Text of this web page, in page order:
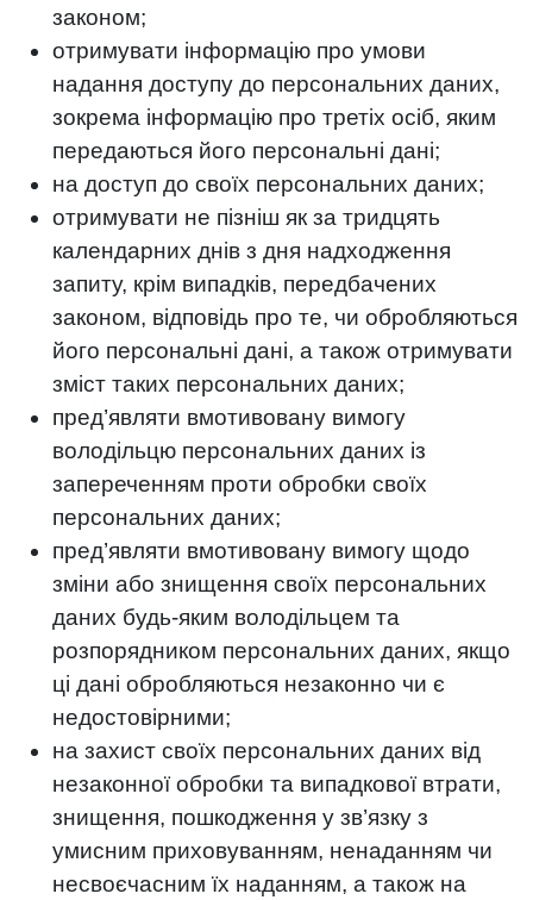
законом;
отримувати інформацію про умови
надання доступу до персональних даних,
зокрема інформацію про третіх осіб, яким
передаються його персональні дані;
на доступ до своїх персональних даних;
отримувати не пізніш як за тридцять
календарних днів з дня надходження
запиту, крім випадків, передбачених
законом, відповідь про те, чи обробляються
його персональні дані, а також отримувати
зміст таких персональних даних;
пред’являти вмотивовану вимогу
володільцю персональних даних із
запереченням проти обробки своїх
персональних даних;
пред’являти вмотивовану вимогу щодо
зміни або знищення своїх персональних
даних будь-яким володільцем та
розпорядником персональних даних, якщо
ці дані обробляються незаконно чи є
недостовірними;
на захист своїх персональних даних від
незаконної обробки та випадкової втрати,
знищення, пошкодження у зв’язку з
умисним приховуванням, ненаданням чи
несвоєчасним їх наданням, а також на